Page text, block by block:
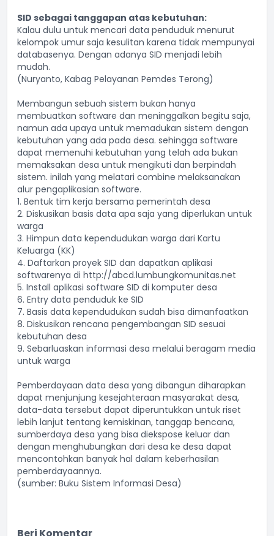
SID sebagai tanggapan atas kebutuhan:
Kalau dulu untuk mencari data penduduk menurut
kelompok umur saja kesulitan karena tidak mempunyai
databasenya. Dengan adanya SID menjadi lebih
mudah.
(Nuryanto, Kabag Pelayanan Pemdes Terong)
Membangun sebuah sistem bukan hanya
membuatkan software dan meninggalkan begitu saja,
namun ada upaya untuk memadukan sistem dengan
kebutuhan yang ada pada desa. sehingga software
dapat memenuhi kebutuhan yang telah ada bukan
memaksakan desa untuk mengikuti dan berpindah
sistem. inilah yang melatari combine melaksanakan
alur pengaplikasian software.
1. Bentuk tim kerja bersama pemerintah desa
2. Diskusikan basis data apa saja yang diperlukan untuk
warga
3. Himpun data kependudukan warga dari Kartu
Keluarga (KK)
4. Daftarkan proyek SID dan dapatkan aplikasi
softwarenya di http://abcd.lumbungkomunitas.net
5. Install aplikasi software SID di komputer desa
6. Entry data penduduk ke SID
7. Basis data kependudukan sudah bisa dimanfaatkan
8. Diskusikan rencana pengembangan SID sesuai
kebutuhan desa
9. Sebarluaskan informasi desa melalui beragam media
untuk warga
Pemberdayaan data desa yang dibangun diharapkan
dapat menjunjung kesejahteraan masyarakat desa,
data-data tersebut dapat diperuntukkan untuk riset
lebih lanjut tentang kemiskinan, tanggap bencana,
sumberdaya desa yang bisa diekspose keluar dan
dengan menghubungkan dari desa ke desa dapat
mencontohkan banyak hal dalam keberhasilan
pemberdayaannya.
(sumber: Buku Sistem Informasi Desa)